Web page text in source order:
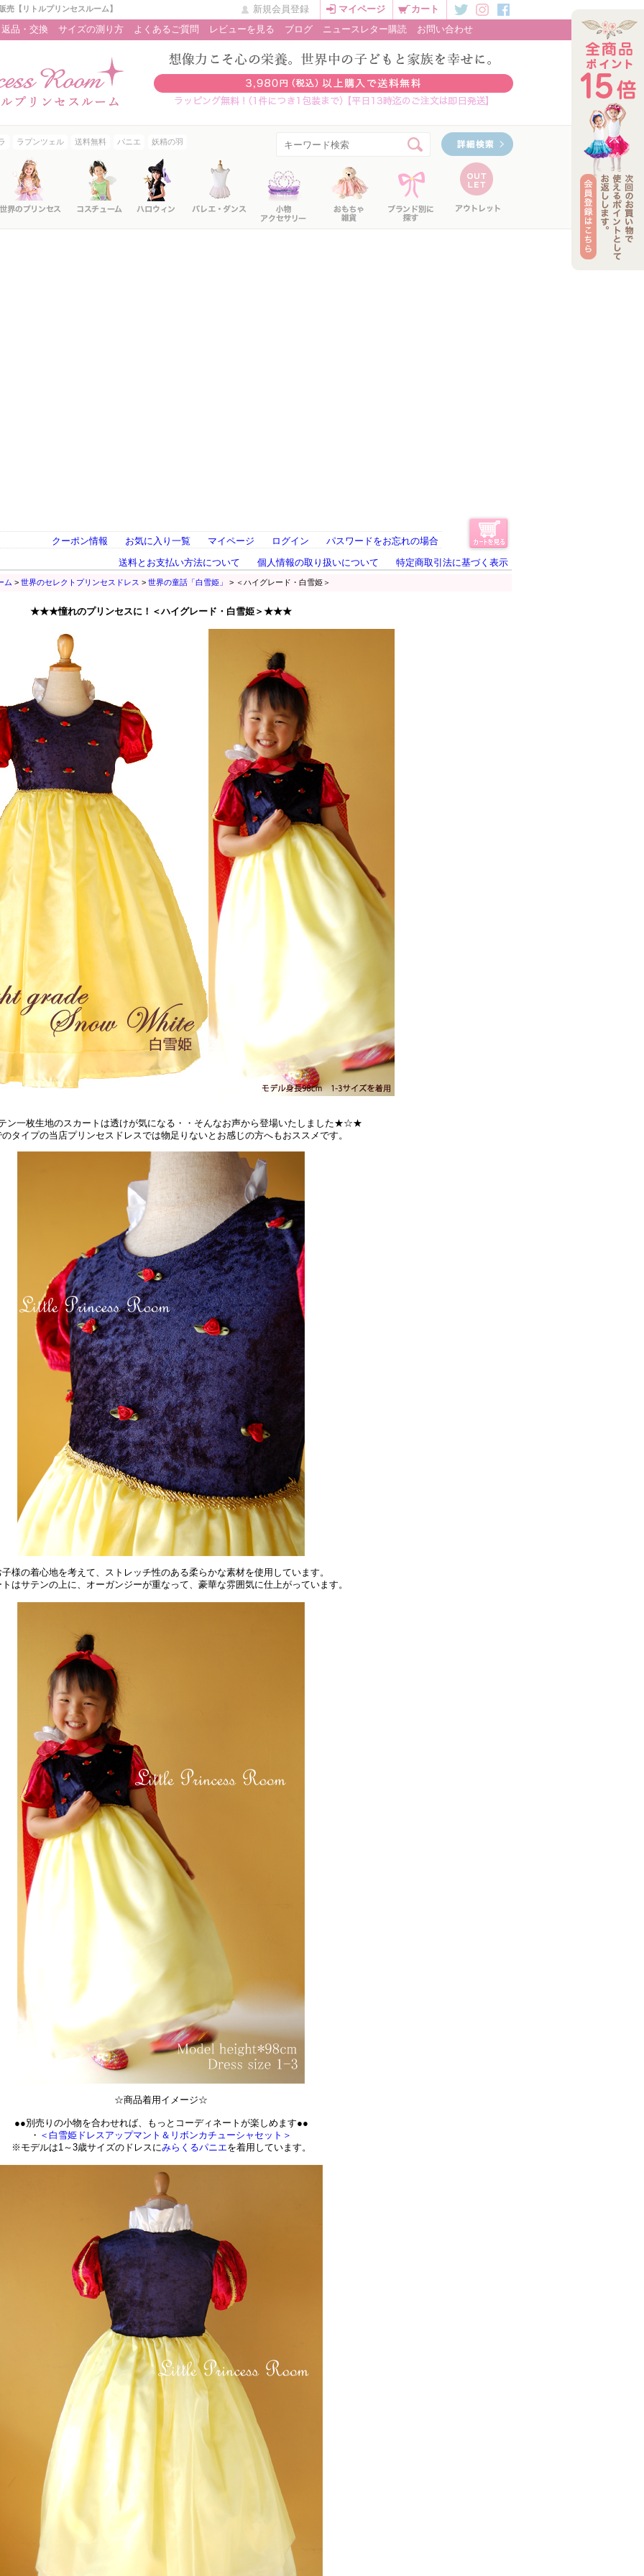
【リトルプリンセスルーム】 新規会員登録 マイページ
カート
返品・交換
サイズの測り方 よくあるご質問 レビューを見る ブログ ニュースレター購読 お問い合わせ
ラプンツェル 送料無料 パニエ 妖精の羽
クーポン情報 お気に入り一覧 マイページ ログイン
パスワードをお忘れの場合
送料とお支払い方法について
個人情報の取り扱いについて 特定商取引法に基づく表示
ム > 世界のセレクトプリンセスドレス > 世界の童話「白雪姫」 > ＜ハイグレード・白雪姫＞
★★★憧れのプリンセスに！＜ハイグレード・白雪姫＞★★★
一枚生地のスカートは透けが気になる・・そんなお声から登場いたしました★☆★
タイプの当店プリンセスドレスでは物足りないとお感じの方へもおススメです。
子様の着心地を考えて、ストレッチ性のある柔らかな素材を使用しています。
はサテンの上に、オーガンジーが重なって、豪華な雰囲気に仕上がっています。
☆商品着用イメージ☆
●●別売りの小物を合わせれば、もっとコーディネートが楽しめます●●
・ ＜白雪姫ドレスアップマント＆リボンカチューシャセット＞
※モデルは1～3歳サイズのドレスにみらくるパニエを着用しています。